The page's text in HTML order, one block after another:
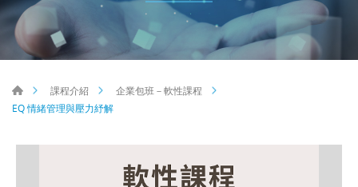
課程介紹
企業包班－軟性課程
EQ 情緒管理與壓力紓解